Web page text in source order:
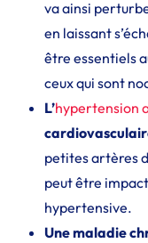
va ainsi
en laissant
être essentiels
ceux qui sont
L’hypertension
petites artères
peut être
hypertensive.
Une maladie